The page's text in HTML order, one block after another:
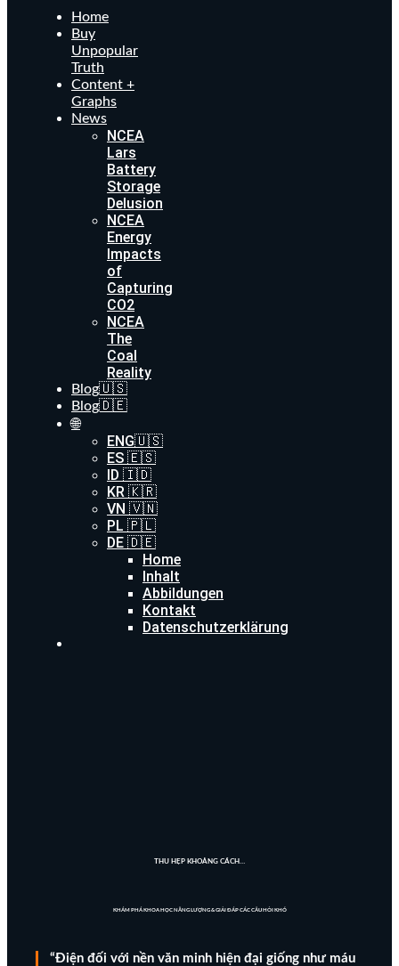
Home
Buy
Unpopular
Truth
Content +
Graphs
News
NCEA
Lars
Battery
Storage
Delusion
NCEA
Energy
Impacts
of
Capturing
CO2
NCEA
The
Coal
Reality
Blog🇺🇸
Blog🇩🇪
🌐
ENG🇺🇸
ES 🇪🇸
ID 🇮🇩
KR 🇰🇷
VN 🇻🇳
PL 🇵🇱
DE 🇩🇪
Home
Inhalt
Abbildungen
Kontakt
Datenschutzerklärung
THU HẸP KHOẢNG CÁCH…
KHÁM PHÁ KHOA HỌC NĂNG LƯỢNG & GIẢI ĐÁP CÁC CÂU HỎI KHÓ
“Điện đối với nền văn minh hiện đại giống như máu